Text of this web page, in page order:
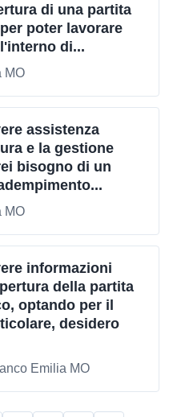
di una partita
poter lavorare
di...
MO
assistenza
e la gestione
bisogno di un
MO
informazioni
della partita
optando per il
desidero
Emilia MO